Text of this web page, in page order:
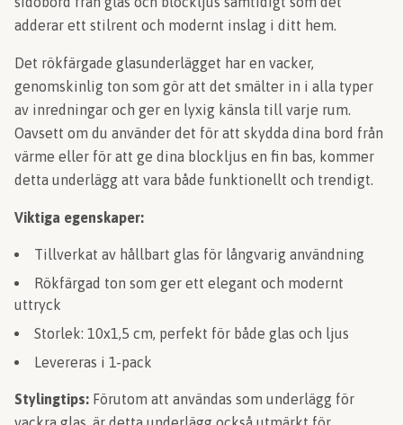
adderar ett stilrent och modernt inslag i ditt hem.
Det rökfärgade glasunderlägget har en vacker,
genomskinlig ton som gör att det smälter in i alla typer
av inredningar och ger en lyxig känsla till varje rum.
Oavsett om du använder det för att skydda dina bord från
värme eller för att ge dina blockljus en fin bas, kommer
detta underlägg att vara både funktionellt och trendigt.
Viktiga egenskaper:
Tillverkat av hållbart glas för långvarig användning
Rökfärgad ton som ger ett elegant och modernt
uttryck
Storlek: 10x1,5 cm, perfekt för både glas och ljus
Levereras i 1-pack
Stylingtips: Förutom att användas som underlägg för